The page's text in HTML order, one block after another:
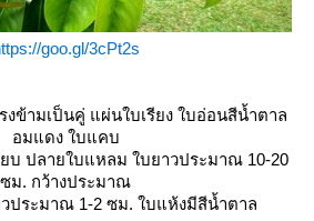
goo.gl/3cPt2s
งข้ามเป็นคู่ แผ่นใบเรียง ใบอ่อนสีน้ำตาล
อมแดง ใบแคบ
บ ปลายใบแหลม ใบยาวประมาณ 10-20
ซม. กว้างประมาณ
ประมาณ 1-2 ซม. ใบแห้งมีสีน้ำตาล